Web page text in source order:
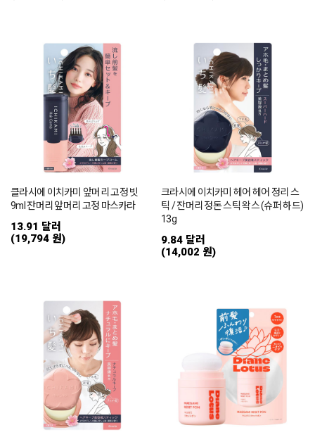
클라시에 이치카미 앞머리 고정 빗
9ml 잔머리 앞머리 고정 마스카라
13.91 달러
(19,794 원)
크라시에 이치카미 헤어 헤어 정리 스
틱 / 잔머리 정돈 스틱 왁스 (슈퍼 하드)
13g
9.84 달러
(14,002 원)